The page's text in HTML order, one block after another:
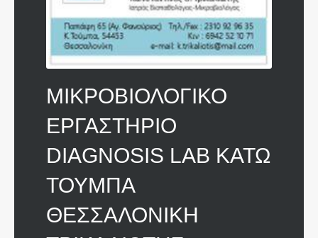
ΜΙΚΡΟΒΙΟΛΟΓΙΚΟ
ΕΡΓΑΣΤΗΡΙΟ
DIAGNOSIS LAB ΚΑΤΩ
ΤΟΥΜΠΑ
ΘΕΣΣΑΛΟΝΙΚΗ